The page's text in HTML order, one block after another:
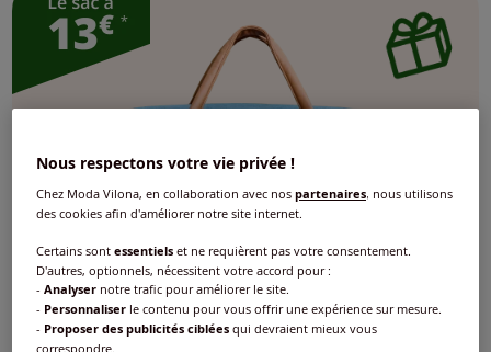
Nous respectons votre vie privée !
Chez Moda Vilona, en collaboration avec nospartenaires, nous utilisons
des cookies afin d'améliorer notre site internet.
Certains sontessentiels et ne requièrent pas votre consentement.
D'autres, optionnels, nécessitent votre accord pour :
-Analyser notre trafic pour améliorer le site.
- Personnaliser le contenu pour vous offrir une expérience sur mesure.
- Proposer des publicités ciblées qui devraient mieux vous
correspondre.